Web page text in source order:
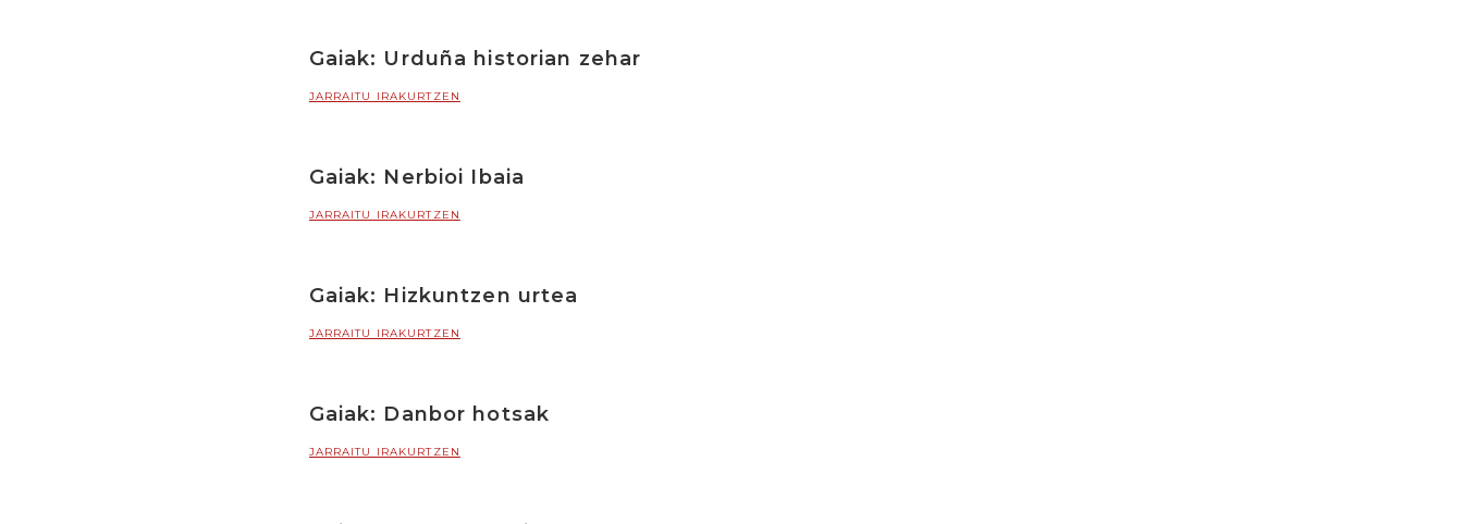
Gaiak: Urduña historian zehar
JARRAITU IRAKURTZEN
Gaiak: Nerbioi Ibaia
JARRAITU IRAKURTZEN
Gaiak: Hizkuntzen urtea
JARRAITU IRAKURTZEN
Gaiak: Danbor hotsak
JARRAITU IRAKURTZEN